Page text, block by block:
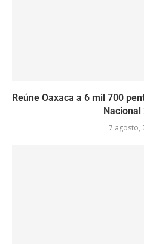
Reúne Oaxaca a 6 mil 700
Nacional
7 agosto,